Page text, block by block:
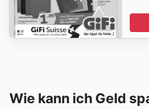
Wie kann ich Geld